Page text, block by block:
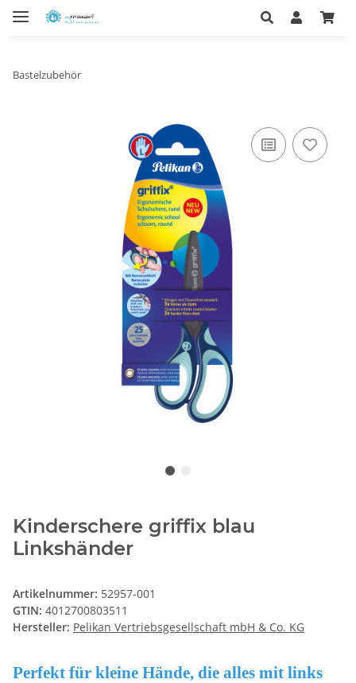
Bastelzubehör
Kinderschere griffix blau
Linkshänder
Artikelnummer: 52957-001
GTIN: 4012700803511
Hersteller: Pelikan Vertriebsgesellschaft mbH & Co. KG
Perfekt für kleine Hände, die alles mit links